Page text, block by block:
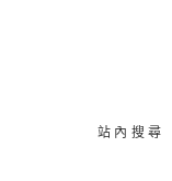
站內搜尋